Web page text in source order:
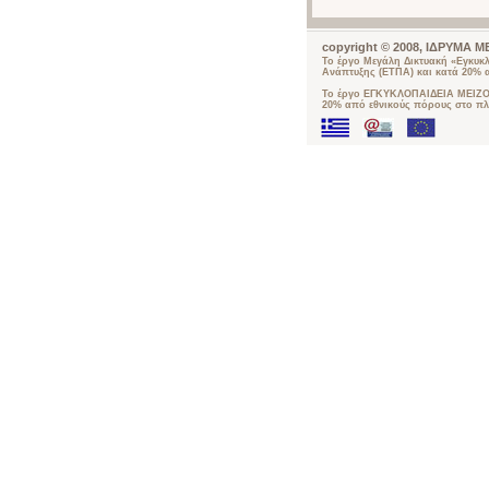
copyright © 2008, ΙΔΡΥΜΑ
Το έργο Μεγάλη Δικτυακή
Ανάπτυξης (ΕΤΠΑ) και κατά 20%
Το έργο ΕΓΚΥΚΛΟΠΑΙΔΕΙΑ
20% από εθνικούς πόρους στο